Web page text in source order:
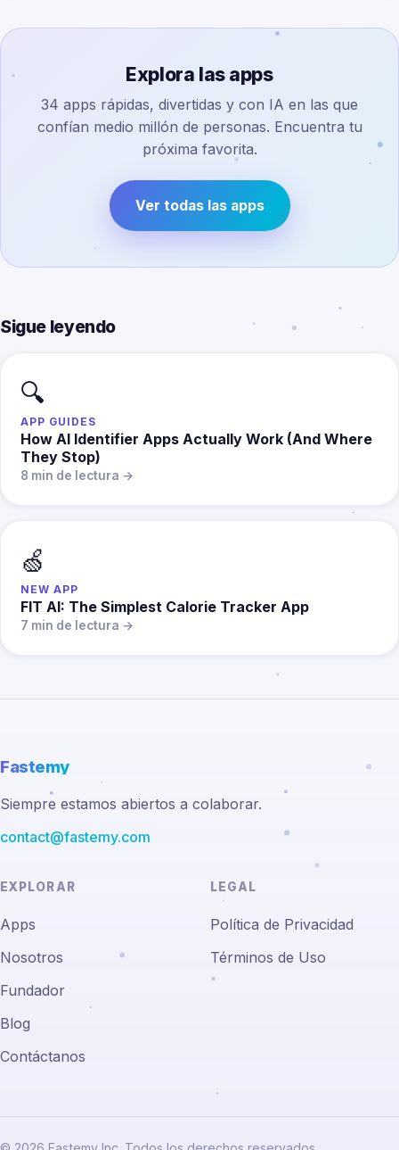
Explora las apps
34 apps rápidas, divertidas y con IA en las que
confían medio millón de personas. Encuentra tu
próxima favorita.
Ver todas las apps
Sigue leyendo
🔍
APP GUIDES
How AI Identifier Apps Actually Work (And Where
They Stop)
8 min de lectura →
🍏
NEW APP
FIT AI: The Simplest Calorie Tracker App
7 min de lectura →
Fastemy
Siempre estamos abiertos a colaborar.
contact@fastemy.com
EXPLORAR
Apps
Nosotros
Fundador
Blog
Contáctanos
LEGAL
Política de Privacidad
Términos de Uso